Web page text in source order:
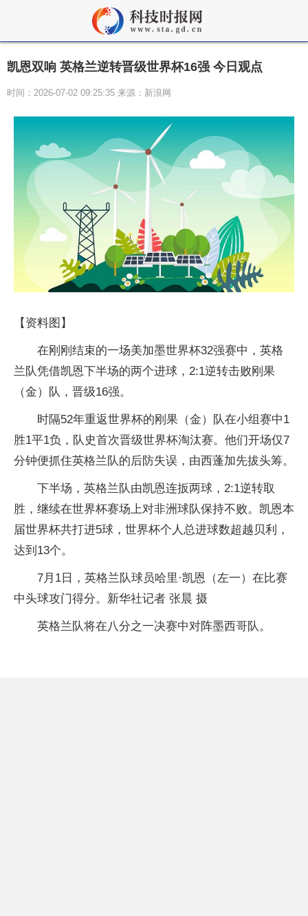
凯恩双响 英格兰逆转晋级世界杯16强 今日观点
时间：2026-07-02 09:25:35 来源：新浪网
【资料图】
在刚刚结束的一场美加墨世界杯32强赛中，英格
兰队凭借凯恩下半场的两个进球，2:1逆转击败刚果
（金）队，晋级16强。
时隔52年重返世界杯的刚果（金）队在小组赛中1
胜1平1负，队史首次晋级世界杯淘汰赛。他们开场仅7
分钟便抓住英格兰队的后防失误，由西蓬加先拔头筹。
下半场，英格兰队由凯恩连扳两球，2:1逆转取
胜，继续在世界杯赛场上对非洲球队保持不败。凯恩本
届世界杯共打进5球，世界杯个人总进球数超越贝利，
达到13个。
7月1日，英格兰队球员哈里·凯恩（左一）在比赛
中头球攻门得分。新华社记者 张晨 摄
英格兰队将在八分之一决赛中对阵墨西哥队。